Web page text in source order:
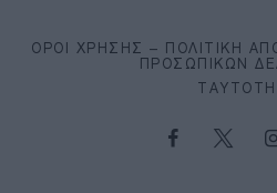
ΌΡΟΙ ΧΡΉΣΗΣ – ΠΟΛΙΤΙΚΉ
ΠΡΟΣΩΠΙΚΏΝ